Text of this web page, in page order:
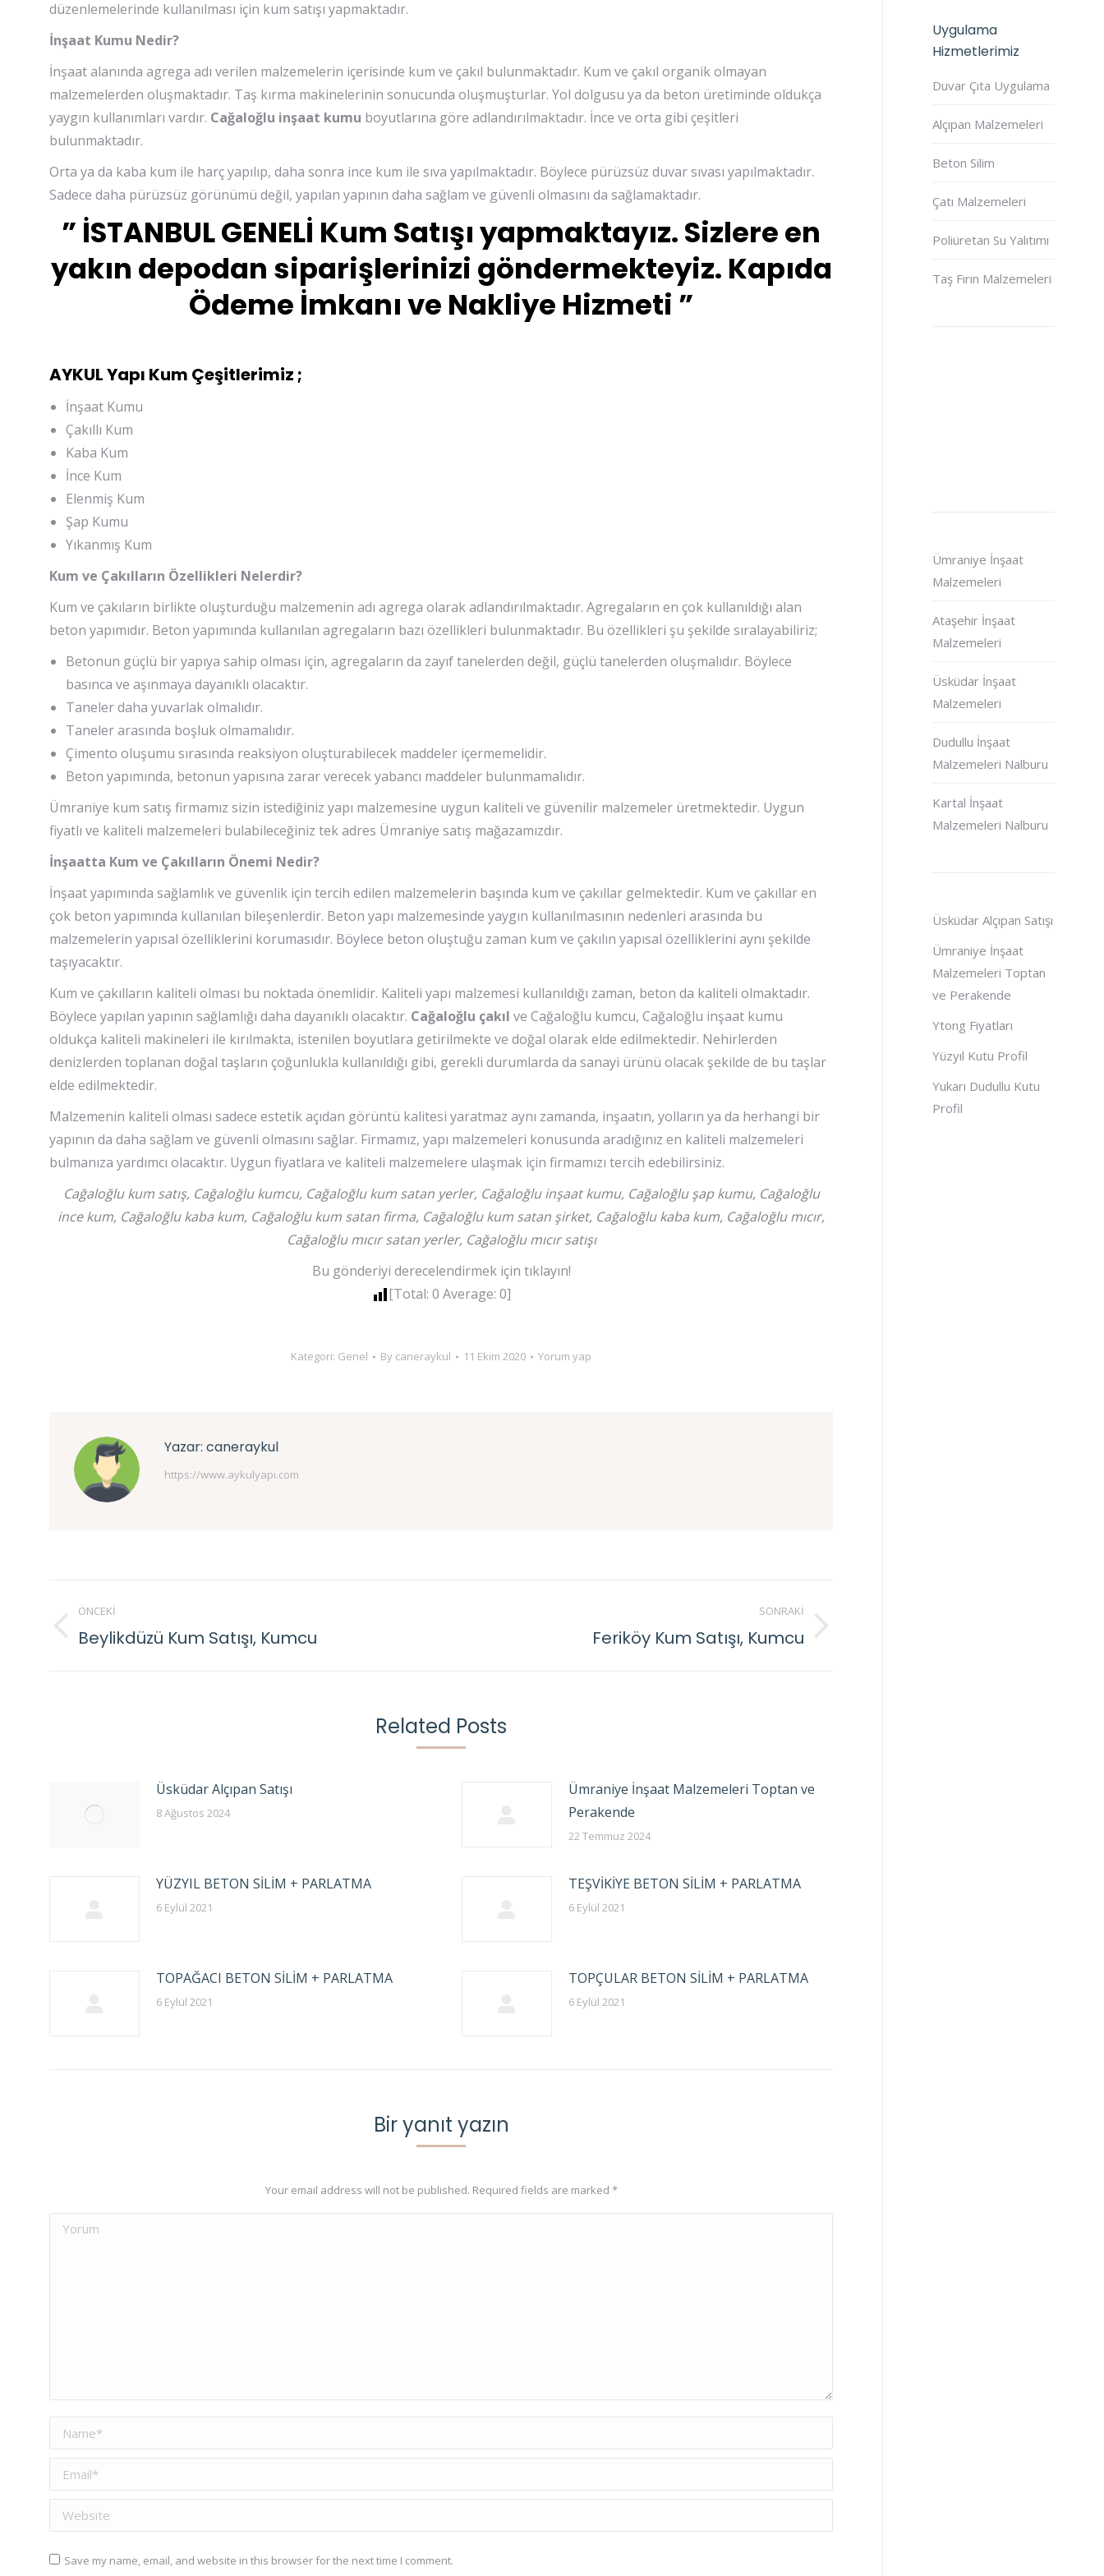
düzenlemelerinde kullanılması için kum satışı yapmaktadır.
İnşaat Kumu Nedir?
İnşaat alanında agrega adı verilen malzemelerin içerisinde kum ve çakıl bulunmaktadır. Kum ve çakıl organik olmayan
malzemelerden oluşmaktadır. Taş kırma makinelerinin sonucunda oluşmuşturlar. Yol dolgusu ya da beton üretiminde oldukça
yaygın kullanımları vardır. Cağaloğlu inşaat kumu boyutlarına göre adlandırılmaktadır. İnce ve orta gibi çeşitleri
bulunmaktadır.
Orta ya da kaba kum ile harç yapılıp, daha sonra ince kum ile sıva yapılmaktadır. Böylece pürüzsüz duvar sıvası yapılmaktadır.
Sadece daha pürüzsüz görünümü değil, yapılan yapının daha sağlam ve güvenli olmasını da sağlamaktadır.
” İSTANBUL GENELİ Kum Satışı yapmaktayız. Sizlere en
yakın depodan siparişlerinizi göndermekteyiz. Kapıda
Ödeme İmkanı ve Nakliye Hizmeti ”
AYKUL Yapı Kum Çeşitlerimiz ;
İnşaat Kumu
Çakıllı Kum
Kaba Kum
İnce Kum
Elenmiş Kum
Şap Kumu
Yıkanmış Kum
Kum ve Çakılların Özellikleri Nelerdir?
Kum ve çakıların birlikte oluşturduğu malzemenin adı agrega olarak adlandırılmaktadır. Agregaların en çok kullanıldığı alan
beton yapımıdır. Beton yapımında kullanılan agregaların bazı özellikleri bulunmaktadır. Bu özellikleri şu şekilde sıralayabiliriz;
Betonun güçlü bir yapıya sahip olması için, agregaların da zayıf tanelerden değil, güçlü tanelerden oluşmalıdır. Böylece
basınca ve aşınmaya dayanıklı olacaktır.
Taneler daha yuvarlak olmalıdır.
Taneler arasında boşluk olmamalıdır.
Çimento oluşumu sırasında reaksiyon oluşturabilecek maddeler içermemelidir.
Beton yapımında, betonun yapısına zarar verecek yabancı maddeler bulunmamalıdır.
Ümraniye kum satış firmamız sizin istediğiniz yapı malzemesine uygun kaliteli ve güvenilir malzemeler üretmektedir. Uygun
fiyatlı ve kaliteli malzemeleri bulabileceğiniz tek adres Ümraniye satış mağazamızdır.
İnşaatta Kum ve Çakılların Önemi Nedir?
İnşaat yapımında sağlamlık ve güvenlik için tercih edilen malzemelerin başında kum ve çakıllar gelmektedir. Kum ve çakıllar en
çok beton yapımında kullanılan bileşenlerdir. Beton yapı malzemesinde yaygın kullanılmasının nedenleri arasında bu
malzemelerin yapısal özelliklerini korumasıdır. Böylece beton oluştuğu zaman kum ve çakılın yapısal özelliklerini aynı şekilde
taşıyacaktır.
Kum ve çakılların kaliteli olması bu noktada önemlidir. Kaliteli yapı malzemesi kullanıldığı zaman, beton da kaliteli olmaktadır.
Böylece yapılan yapının sağlamlığı daha dayanıklı olacaktır. Cağaloğlu çakıl ve Cağaloğlu kumcu, Cağaloğlu inşaat kumu
oldukça kaliteli makineleri ile kırılmakta, istenilen boyutlara getirilmekte ve doğal olarak elde edilmektedir. Nehirlerden
denizlerden toplanan doğal taşların çoğunlukla kullanıldığı gibi, gerekli durumlarda da sanayi ürünü olacak şekilde de bu taşlar
elde edilmektedir.
Malzemenin kaliteli olması sadece estetik açıdan görüntü kalitesi yaratmaz aynı zamanda, inşaatın, yolların ya da herhangi bir
yapının da daha sağlam ve güvenli olmasını sağlar. Firmamız, yapı malzemeleri konusunda aradığınız en kaliteli malzemeleri
bulmanıza yardımcı olacaktır. Uygun fiyatlara ve kaliteli malzemelere ulaşmak için firmamızı tercih edebilirsiniz.
Cağaloğlu kum satış, Cağaloğlu kumcu, Cağaloğlu kum satan yerler, Cağaloğlu inşaat kumu, Cağaloğlu şap kumu, Cağaloğlu
ince kum, Cağaloğlu kaba kum, Cağaloğlu kum satan firma, Cağaloğlu kum satan şirket, Cağaloğlu kaba kum, Cağaloğlu mıcır,
Cağaloğlu mıcır satan yerler, Cağaloğlu mıcır satışı
Bu gönderiyi derecelendirmek için tıklayın!
[Total: 0 Average: 0]
Kategori: Genel By caneraykul 11 Ekim 2020 Yorum yap
Yazar: caneraykul
https://www.aykulyapi.com
Post
navigation
ÖNCEKI
Previous
Beylikdüzü Kum Satışı, Kumcu
SONRAKI
Feriköy Kum Satışı, Kumcu
Related Posts
Üsküdar Alçıpan Satışı
8 Ağustos 2024
Ümraniye İnşaat Malzemeleri Toptan ve
Perakende
22 Temmuz 2024
YÜZYIL BETON SİLİM + PARLATMA
6 Eylül 2021
TEŞVİKİYE BETON SİLİM + PARLATMA
6 Eylül 2021
TOPAĞACI BETON SİLİM + PARLATMA
6 Eylül 2021
TOPÇULAR BETON SİLİM + PARLATMA
6 Eylül 2021
Bir yanıt yazın
Your email address will not be published. Required fields are marked *
Yorum
Name *
Email *
Website
Save my name, email, and website in this browser for the next time I comment.
Uygulama
Hizmetlerimiz
Duvar Çıta Uygulama
Alçıpan Malzemeleri
Beton Silim
Çatı Malzemeleri
Poliüretan Su Yalıtımı
Taş Fırın Malzemeleri
Ümraniye İnşaat
Malzemeleri
Ataşehir İnşaat
Malzemeleri
Üsküdar İnşaat
Malzemeleri
Dudullu İnşaat
Malzemeleri Nalburu
Kartal İnşaat
Malzemeleri Nalburu
Üsküdar Alçıpan Satışı
Ümraniye İnşaat
Malzemeleri Toptan
ve Perakende
Ytong Fiyatları
Yüzyıl Kutu Profil
Yukarı Dudullu Kutu
Profil